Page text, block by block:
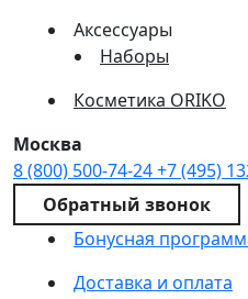
Аксессуары
Наборы
Косметика ORIKO
Москва
8 (800) 500-74-24+7 (495)
Обратный звонок
Бонусная
Доставка и оплата